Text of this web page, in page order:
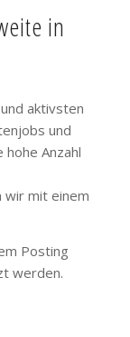
in
aktivsten
und
Anzahl
wir mit einem
Posting
werden.